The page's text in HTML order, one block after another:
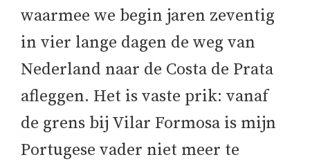
waarmee we begin jaren zeventig
in vier lange dagen de weg van
Nederland naar de Costa de Prata
afleggen. Het is vaste prik: vanaf
de grens bij Vilar Formosa is mijn
Portugese vader niet meer te